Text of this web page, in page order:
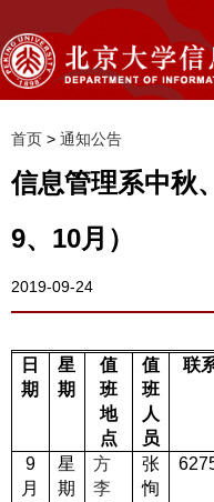
首页 > 通知公告
信息管理系中秋
9、10月）
2019-09-24
日
期
星
期
值
班
地
点
值
班
人
员
联
9
月
星
期
方
李
张
恂